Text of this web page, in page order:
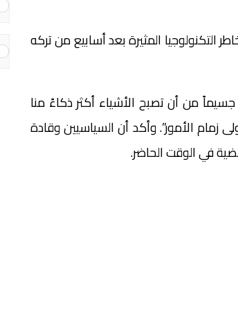
التكنولوجيا المثيرة بعد أسابيع من تركه
من أن تصبح الأشياء أكثر ذكاءً منا
زمام الأمور”. وأكد أن السياسيين وقادة
في الوقت الحاضر.